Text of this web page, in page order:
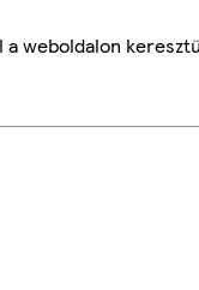
weboldalon